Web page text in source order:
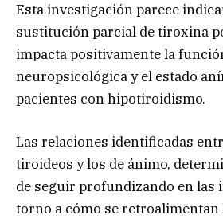
Esta investigación parece
sustitución parcial de tiroxina
impacta positivamente la
neuropsicológica y el estado
pacientes con hipotiroidismo.
Las relaciones identificadas
tiroideos y los de ánimo,
de seguir profundizando en las
torno a cómo se retroalimentan